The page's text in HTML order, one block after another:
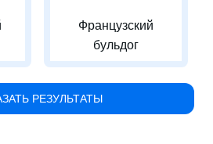
Французский
бульдог
РЕЗУЛЬТАТЫ